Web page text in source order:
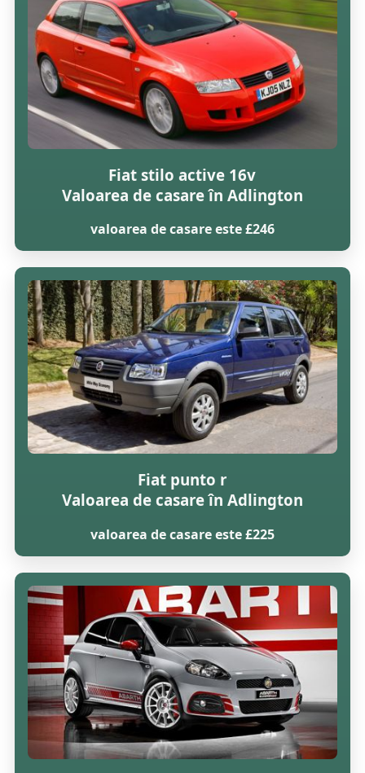
Fiat stilo active 16v
Valoarea de casare în Adlington
valoarea de casare este £246
Fiat punto r
Valoarea de casare în Adlington
valoarea de casare este £225